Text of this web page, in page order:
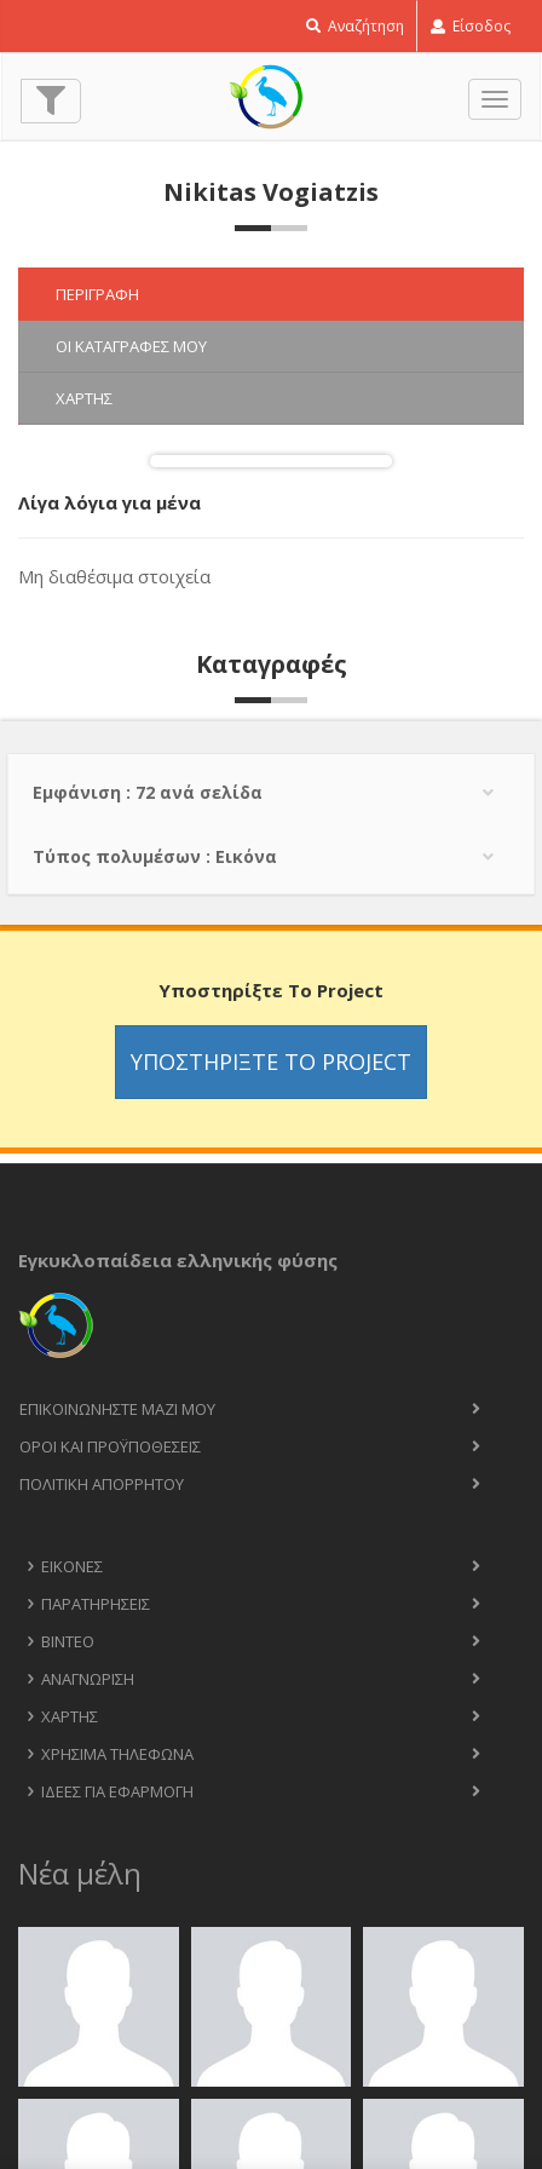
Αναζήτηση Είσοδος
Nikitas Vogiatzis
ΠΕΡΙΓΡΑΦΉ
ΟΙ ΚΑΤΑΓΡΑΦΈΣ ΜΟΥ
ΧΆΡΤΗΣ
Λίγα λόγια για μένα
Μη διαθέσιμα στοιχεία
Καταγραφές
Εμφάνιση : 72 ανά σελίδα
Τύπος πολυμέσων : Εικόνα
Υποστηρίξτε Το Project
ΥΠΟΣΤΗΡΊΞΤΕ ΤΟ PROJECT
Εγκυκλοπαίδεια ελληνικής φύσης
ΕΠΙΚΟΙΝΩΝΉΣΤΕ ΜΑΖΊ ΜΟΥ
ΟΡΟΙ ΚΑΙ ΠΡΟΫΠΟΘΈΣΕΙΣ
ΠΟΛΙΤΙΚΉ ΑΠΟΡΡΉΤΟΥ
ΕΙΚΌΝΕΣ
ΠΑΡΑΤΗΡΉΣΕΙΣ
ΒΊΝΤΕΟ
ΑΝΑΓΝΏΡΙΣΗ
ΧΆΡΤΗΣ
ΧΡΉΣΙΜΑ ΤΗΛΈΦΩΝΑ
ΙΔΈΕΣ ΓΙΑ ΕΦΑΡΜΟΓΉ
Νέα μέλη